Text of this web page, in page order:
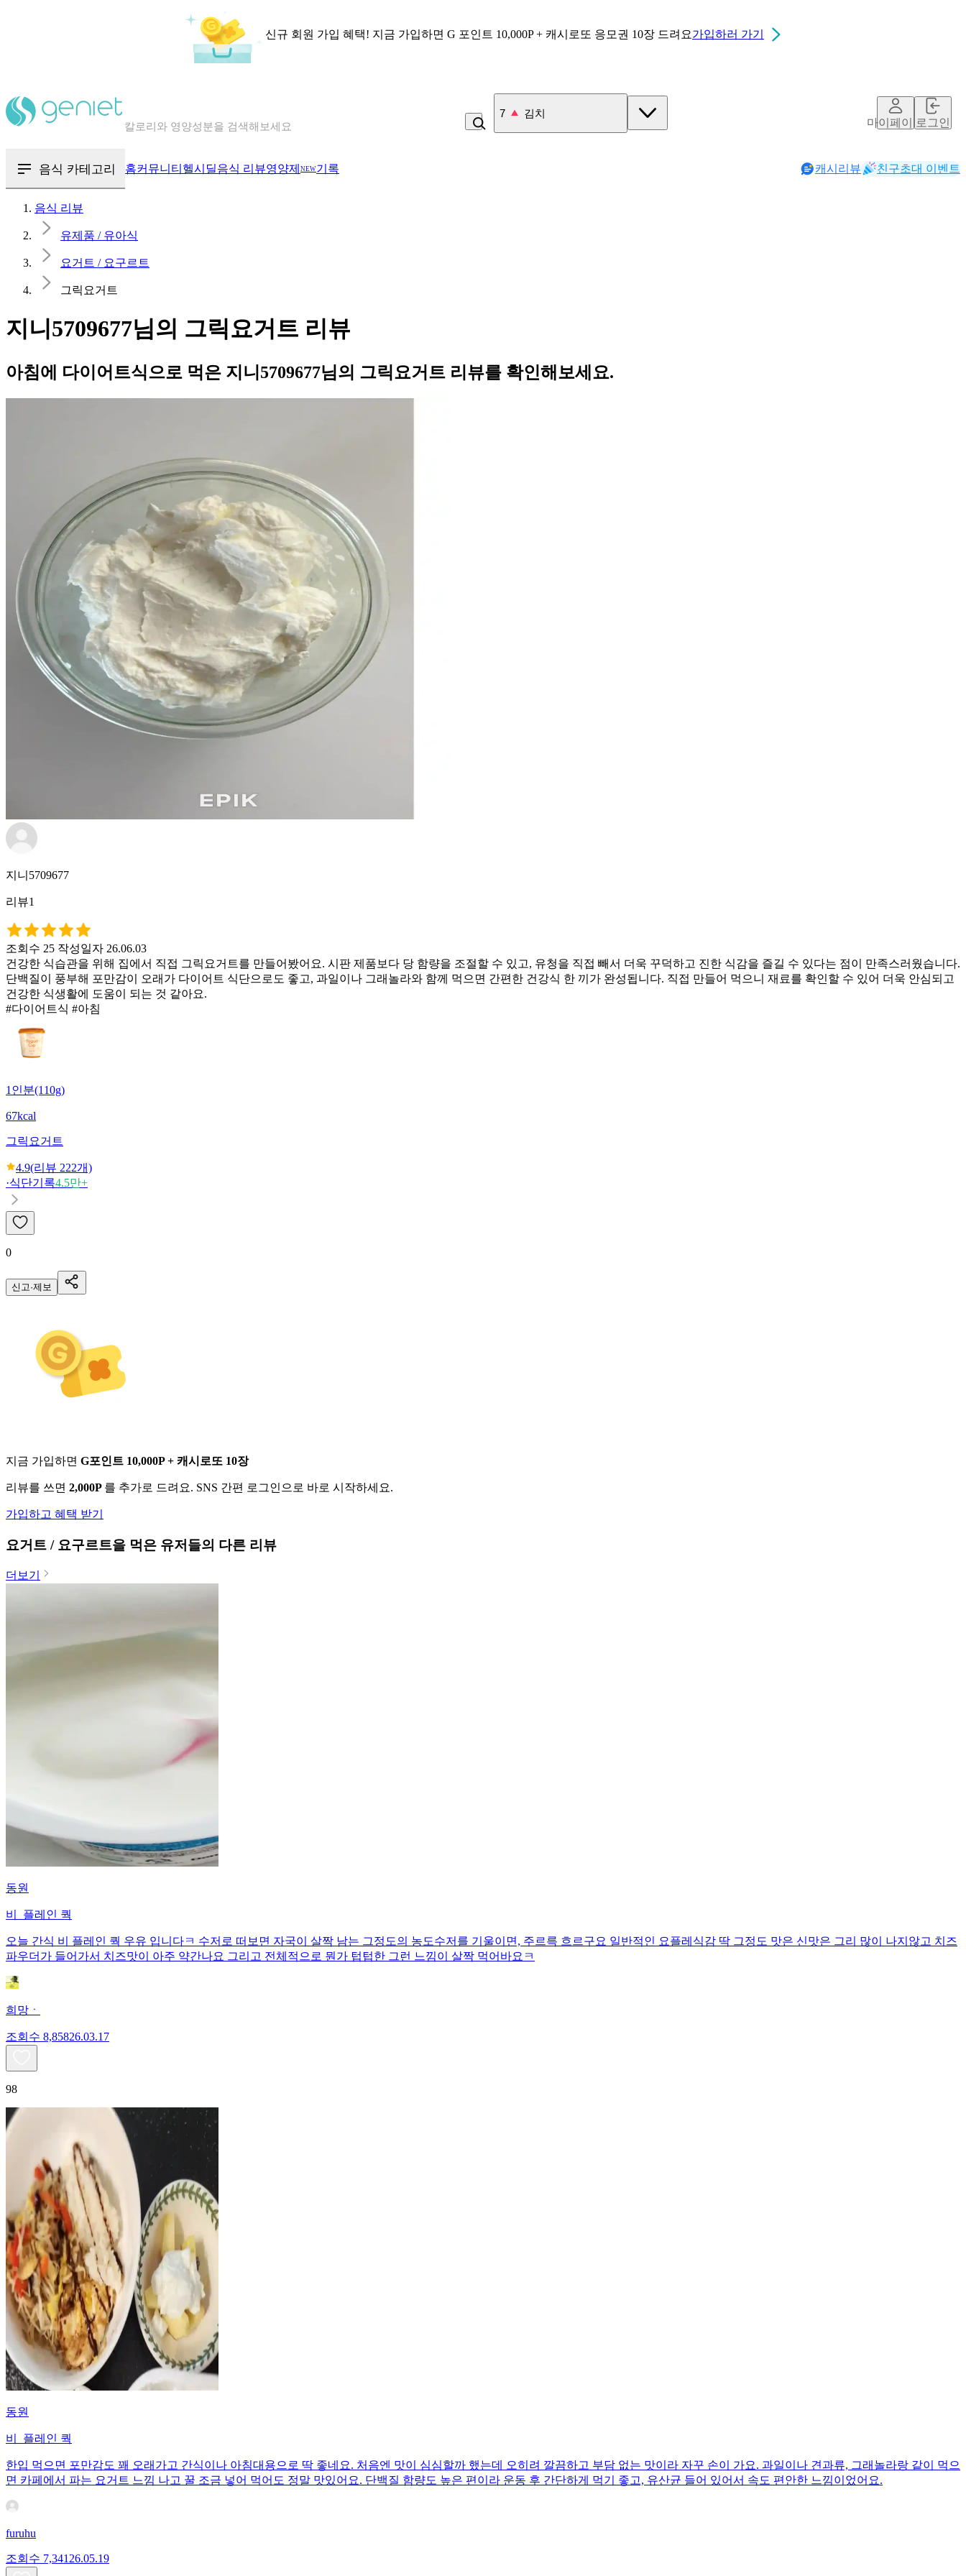
신규 회원 가입 혜택! 지금 가입하면 G 포인트 10,000P + 캐시로또 응모권 10장 드려요가입하러 가기
혈당 · 다이어트 음식 검색해보세요
7 김치
마이페이지로그인
음식 카테고리 홈커뮤니티 헬시딜음식 리뷰영양제 NEW기록 캐시리뷰 친구초대 이벤트
음식 리뷰
유제품 / 유아식
요거트 / 요구르트
그릭요거트
지니5709677님의 그릭요거트 리뷰
아침에 다이어트식으로 먹은 지니5709677님의 그릭요거트 리뷰를 확인해보세요.
지니5709677
리뷰1
조회수 25 작성일자 26.06.03
건강한 식습관을 위해 집에서 직접 그릭요거트를 만들어봤어요. 시판 제품보다 당 함량을 조절할 수 있고, 유청을 직접 빼서 더욱 꾸덕하고 진한 식감을 즐길 수 있다는 점이 만족스러웠습니다.
단백질이 풍부해 포만감이 오래가 다이어트 식단으로도 좋고, 과일이나 그래놀라와 함께 먹으면 간편한 건강식 한 끼가 완성됩니다. 직접 만들어 먹으니 재료를 확인할 수 있어 더욱 안심되고
건강한 식생활에 도움이 되는 것 같아요.
#다이어트식 #아침
1인분(110g)
67kcal
그릭요거트
4.9(리뷰 222개)
·식단기록4.5만+
0
신고·제보
지금 가입하면 G포인트 10,000P + 캐시로또 10장
리뷰를 쓰면 2,000P 를 추가로 드려요. SNS 간편 로그인으로 바로 시작하세요.
가입하고 혜택 받기
요거트 / 요구르트을 먹은 유저들의 다른 리뷰
더보기
동원
비_플레인 쿽
오늘 간식 비 플레인 쿽 우유 입니다ㅋ 수저로 떠보면 자국이 살짝 남는 그정도의 농도수저를 기울이면, 주르륵 흐르구요 일반적인 요플레식감 딱 그정도 맛은 신맛은 그리 많이 나지않고 치즈
파우더가 들어가서 치즈맛이 아주 약간나요 그리고 전체적으로 뭔가 텁텁한 그런 느낌이 살짝 먹어바요ㅋ
희망ㆍ
조회수 8,85826.03.17
98
동원
비_플레인 쿽
한입 먹으면 포만감도 꽤 오래가고 간식이나 아침대용으로 딱 좋네요. 처음엔 맛이 심심할까 했는데 오히려 깔끔하고 부담 없는 맛이라 자꾸 손이 가요. 과일이나 견과류, 그래놀라랑 같이 먹으
면 카페에서 파는 요거트 느낌 나고 꿀 조금 넣어 먹어도 정말 맛있어요. 단백질 함량도 높은 편이라 운동 후 간단하게 먹기 좋고, 유산균 들어 있어서 속도 편안한 느낌이었어요.
furuhu
조회수 7,341 26.05.19